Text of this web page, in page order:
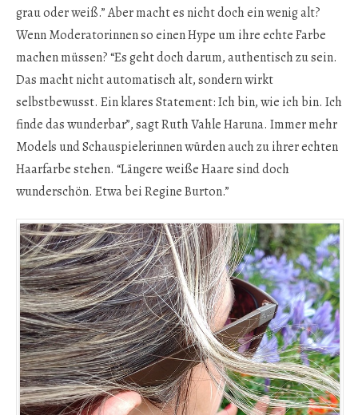
grau oder weiß.” Aber macht es nicht doch ein wenig alt?
Wenn Moderatorinnen so einen Hype um ihre echte Farbe
machen müssen? “Es geht doch darum, authentisch zu sein.
Das macht nicht automatisch alt, sondern wirkt
selbstbewusst. Ein klares Statement: Ich bin, wie ich bin. Ich
finde das wunderbar”, sagt Ruth Vahle Haruna. Immer mehr
Models und Schauspielerinnen würden auch zu ihrer echten
Haarfarbe stehen. “Längere weiße Haare sind doch
wunderschön. Etwa bei Regine Burton.”